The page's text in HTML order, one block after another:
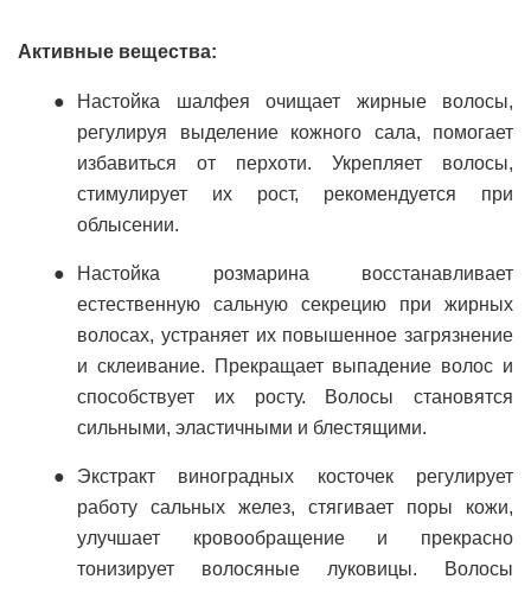
Активные вещества:
Настойка шалфея очищает жирные волосы,
регулируя выделение кожного сала, помогает
избавиться от перхоти. Укрепляет волосы,
стимулирует их рост, рекомендуется при
облысении.
Настойка розмарина восстанавливает
естественную сальную секрецию при жирных
волосах, устраняет их повышенное загрязнение
и склеивание. Прекращает выпадение волос и
способствует их росту. Волосы становятся
сильными, эластичными и блестящими.
Экстракт виноградных косточек регулирует
работу сальных желез, стягивает поры кожи,
улучшает кровообращение и прекрасно
тонизирует волосяные луковицы. Волосы